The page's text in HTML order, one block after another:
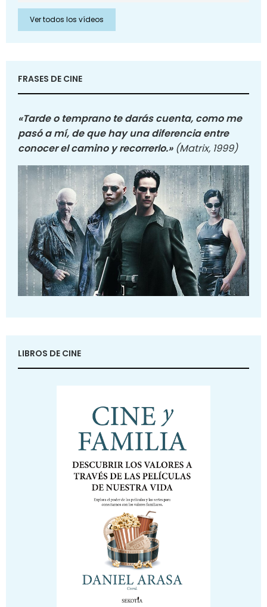
Ver todos los vídeos
FRASES DE CINE
«Tarde o temprano te darás cuenta, como me
pasó a mí, de que hay una diferencia entre
conocer el camino y recorrerlo.» (Matrix, 1999)
LIBROS DE CINE